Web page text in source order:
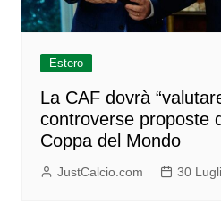
Estero
La CAF dovrà
controverse proposte
Coppa del Mondo
JustCalcio.com 30